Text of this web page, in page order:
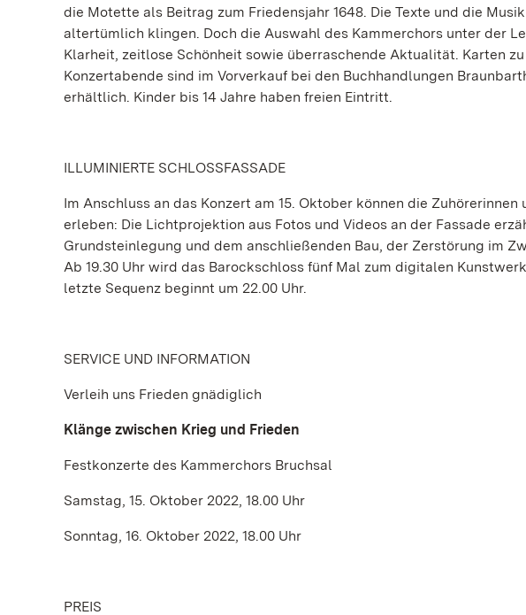
die Motette als Beitrag zum Friedensjahr 1648. Die Texte und die
altertümlich klingen. Doch die Auswahl des Kammerchors unter der
Klarheit, zeitlose Schönheit sowie überraschende Aktualität. Karten
Konzertabende sind im Vorverkauf bei den Buchhandlungen
erhältlich. Kinder bis 14 Jahre haben freien Eintritt.
ILLUMINIERTE SCHLOSSFASSADE
Im Anschluss an das Konzert am 15. Oktober können die
erleben: Die Lichtprojektion aus Fotos und Videos an der Fassade
Grundsteinlegung und dem anschließenden Bau, der Zerstörung im
Ab 19.30 Uhr wird das Barockschloss fünf Mal zum digitalen
letzte Sequenz beginnt um 22.00 Uhr.
SERVICE UND INFORMATION
Verleih uns Frieden gnädiglich
Klänge zwischen Krieg und Frieden
Festkonzerte des Kammerchors Bruchsal
Samstag, 15. Oktober 2022, 18.00 Uhr
Sonntag, 16. Oktober 2022, 18.00 Uhr
PREIS